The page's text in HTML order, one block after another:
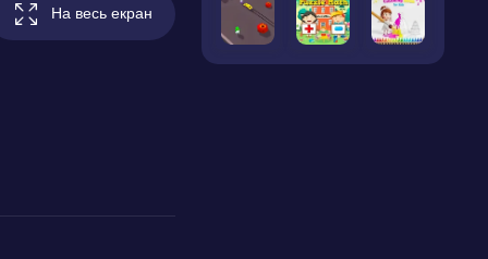
На весь екран